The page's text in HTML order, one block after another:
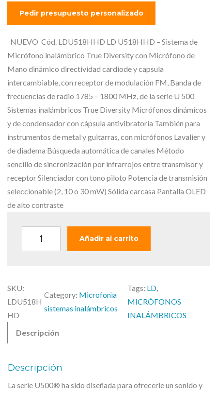
p
r
e
c
i
o
o
r
i
g
i
n
a
l
r
a
:
1
,
9
r
e
c
i
o
a
c
t
u
a
l
e
s
3
1
0
€
NUEVO Cód. LDU518HHD LD U518HHD – Sistema de
Micrófono inalámbrico True Diversity con Micrófono de
Mano dinámico directividad cardiode y capsula
intercambiable, con receptor de modulación FM, Banda de
frecuencias de radio 1785 – 1800 MHz, de la serie U 500
Sistemas inalámbricos True Diversity Micrófonos dinámicos
y de condensador con cápsula antivibratoria También para
instrumentos de metal y guitarras, con micrófonos Lavalier y
de diadema Búsqueda automática de canales Método
sencillo de sincronización por infrarrojos entre transmisor y
receptor Silenciador con tono piloto Potencia de transmisión
seleccionable (2, 10 o 30 mW) Sólida carcasa Pantalla OLED
de alto contraste
1
8
H
–
Añadir al carrito
SKU:
LDU518H
HD
Category: Microfonia
sistemas inalámbricos
Tags: LD,
MICRÓFONOS
INALÁMBRICOS
Descripción
Descripción
La serie U500® ha sido diseñada para ofrecerle un sonido y